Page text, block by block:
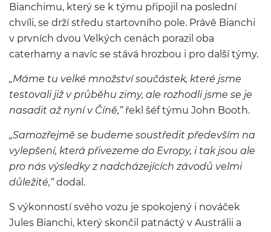
Bianchimu, který se k týmu připojil na poslední
chvíli, se drží středu startovního pole. Právě Bianchi
v prvních dvou Velkých cenách porazil oba
caterhamy a navíc se stává hrozbou i pro další týmy.
„Máme tu velké množství součástek, které jsme
testovali již v průběhu zimy, ale rozhodli jsme se je
nasadit až nyní v Číně,“řekl šéf týmu John Booth.
„Samozřejmě se budeme soustředit především na
vylepšení, která přivezeme do Evropy, i tak jsou ale
pro nás výsledky z nadcházejících závodů velmi
důležité,“dodal.
S výkonností svého vozu je spokojený i nováček
Jules Bianchi, který skončil patnáctý v Austrálii a